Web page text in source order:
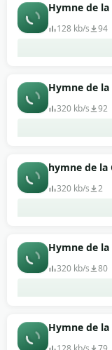
Hymne de
128 kb/s 94
Hymne de
320 kb/s 92
hymne de la
320 kb/s 2
Hymne de
320 kb/s 80
Hymne de